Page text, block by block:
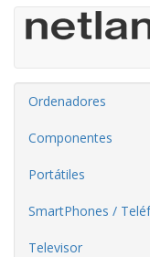
Ordenadores
Componentes
Portátiles
SmartPhones /
Televisor